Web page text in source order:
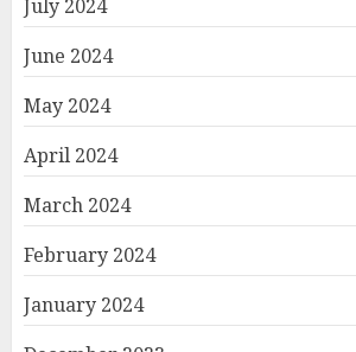
July 2024
June 2024
May 2024
April 2024
March 2024
February 2024
January 2024